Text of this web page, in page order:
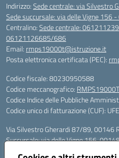
Indirizzo:Sede centrale: via Silvestro
Sede succursale: via delle Vigne 156
Centralino:Sede centrale:
06121126685/686
Email: rmps19000t@istruzione.it
Posta elettronica certificata (PEC):
Codice fiscale: 80230950588
Codice meccanografico: RMPS19000T
Codice Indice delle Pubbliche
Codice unico di fatturazione (CUF):
Via Silvestro Gherardi 87/89, 00146
Succursale: via delle Vigne 156,